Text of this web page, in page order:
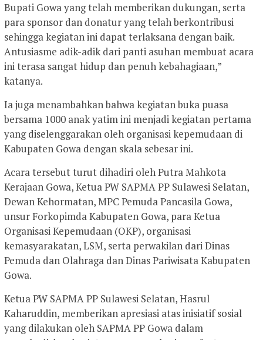
Bupati Gowa yang telah memberikan dukungan, serta
para sponsor dan donatur yang telah berkontribusi
sehingga kegiatan ini dapat terlaksana dengan baik.
Antusiasme adik-adik dari panti asuhan membuat acara
ini terasa sangat hidup dan penuh kebahagiaan,”
katanya.
Ia juga menambahkan bahwa kegiatan buka puasa
bersama 1000 anak yatim ini menjadi kegiatan pertama
yang diselenggarakan oleh organisasi kepemudaan di
Kabupaten Gowa dengan skala sebesar ini.
Acara tersebut turut dihadiri oleh Putra Mahkota
Kerajaan Gowa, Ketua PW SAPMA PP Sulawesi Selatan,
Dewan Kehormatan, MPC Pemuda Pancasila Gowa,
unsur Forkopimda Kabupaten Gowa, para Ketua
Organisasi Kepemudaan (OKP), organisasi
kemasyarakatan, LSM, serta perwakilan dari Dinas
Pemuda dan Olahraga dan Dinas Pariwisata Kabupaten
Gowa.
Ketua PW SAPMA PP Sulawesi Selatan, Hasrul
Kaharuddin, memberikan apresiasi atas inisiatif sosial
yang dilakukan oleh SAPMA PP Gowa dalam